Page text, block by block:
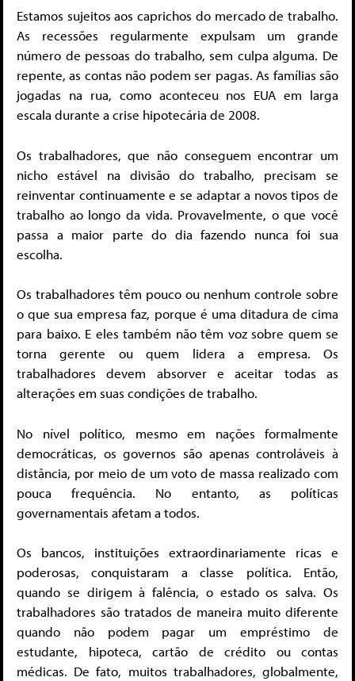
Estamos sujeitos aos caprichos do mercado de trabalho.
As recessões regularmente expulsam um grande
número de pessoas do trabalho, sem culpa alguma. De
repente, as contas não podem ser pagas. As famílias são
jogadas na rua, como aconteceu nos EUA em larga
escala durante a crise hipotecária de 2008.
Os trabalhadores, que não conseguem encontrar um
nicho estável na divisão do trabalho, precisam se
reinventar continuamente e se adaptar a novos tipos de
trabalho ao longo da vida. Provavelmente, o que você
passa a maior parte do dia fazendo nunca foi sua
escolha.
Os trabalhadores têm pouco ou nenhum controle sobre
o que sua empresa faz, porque é uma ditadura de cima
para baixo. E eles também não têm voz sobre quem se
torna gerente ou quem lidera a empresa. Os
trabalhadores devem absorver e aceitar todas as
alterações em suas condições de trabalho.
No nível político, mesmo em nações formalmente
democráticas, os governos são apenas controláveis ​​à
distância, por meio de um voto de massa realizado com
pouca frequência. No entanto, as políticas
governamentais afetam a todos.
Os bancos, instituições extraordinariamente ricas e
poderosas, conquistaram a classe política. Então,
quando se dirigem à falência, o estado os salva. Os
trabalhadores são tratados de maneira muito diferente
quando não podem pagar um empréstimo de
estudante, hipoteca, cartão de crédito ou contas
médicas. De fato, muitos trabalhadores, globalmente,